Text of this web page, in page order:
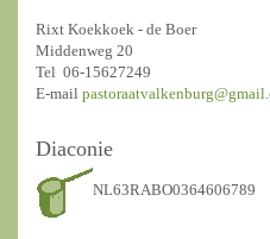
Rixt Koekkoek - de Boer
Middenweg 20
Tel 06-15627249
E-mail
Diaconie
NL63RABO0364606789